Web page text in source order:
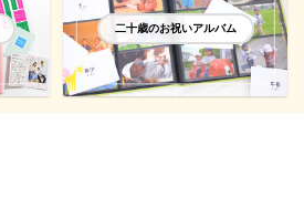
二十歳のお祝いアルバム